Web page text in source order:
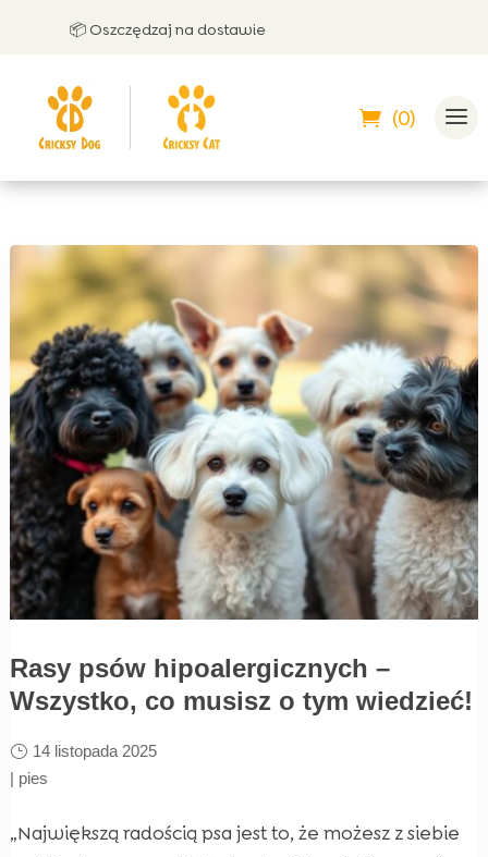
📦 Oszczędzaj na dostawie
(0)
Rasy psów hipoalergicznych –
Wszystko, co musisz o tym wiedzieć!
14 listopada 2025
| pies
„Największą radością psa jest to, że możesz z siebie